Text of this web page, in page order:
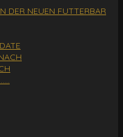
DER NEUEN FUTTERBAR